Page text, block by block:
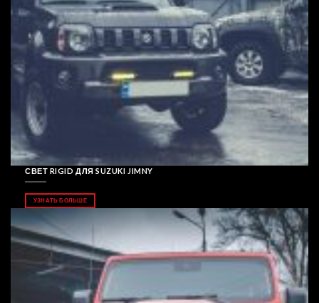
СВЕТ RIGID ДЛЯ SUZUKI JIMNY
УЗНАТЬ БОЛЬШЕ